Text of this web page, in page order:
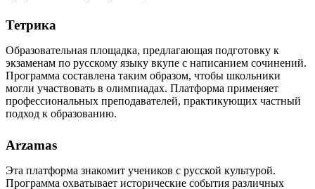
Тетрика
Образовательная площадка, предлагающая подготовку к
экзаменам по русскому языку вкупе с написанием сочинений.
Программа составлена таким образом, чтобы школьники
могли участвовать в олимпиадах. Платформа применяет
профессиональных преподавателей, практикующих частный
подход к образованию.
Arzamas
Эта платформа знакомит учеников с русской культурой.
Программа охватывает исторические события различных